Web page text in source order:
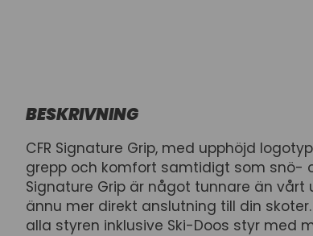
BESKRIVNING
CFR Signature Grip, med upphöjd
grepp och komfort samtidigt som snö-
Signature Grip är något tunnare än vårt
ännu mer direkt anslutning till din
alla styren inklusive Ski-Doos styr med